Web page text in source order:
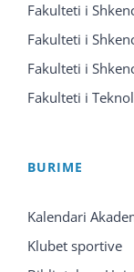
Fakulteti i
Fakulteti i
Fakulteti i
Fakulteti i
BURIME
Kalendari
Klubet sportive